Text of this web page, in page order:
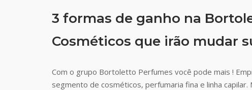
3 formas de ganho na
Cosméticos que irão mudar
Com o grupo Bortoletto Perfumes você pode mais !
segmento de cosméticos, perfumaria fina e linha